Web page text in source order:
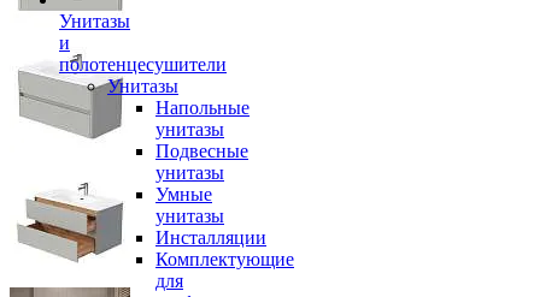
Унитазы
и
полотенцесушители
Унитазы
Напольные
унитазы
Подвесные
унитазы
Умные
унитазы
Инсталляции
Комплектующие
для